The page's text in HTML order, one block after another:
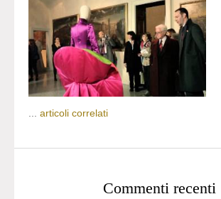
articoli correlati
Commenti recenti